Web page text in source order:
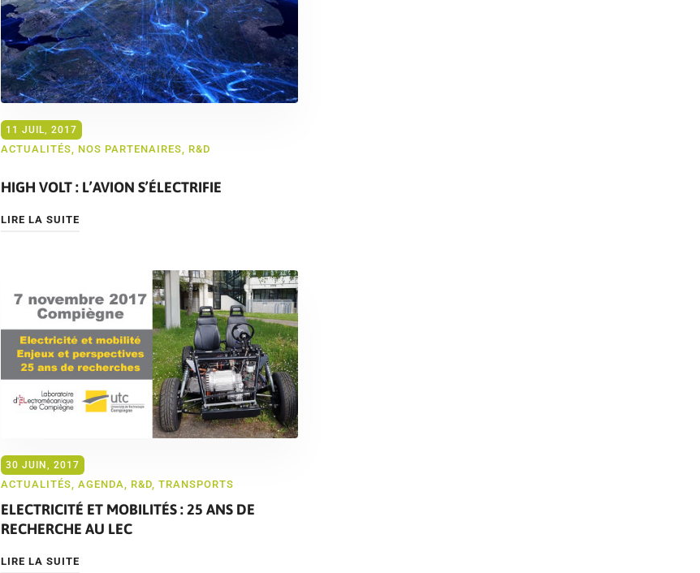
11 JUIL, 2017
ACTUALITÉS, NOS PARTENAIRES, R&D
HIGH VOLT : L’AVION S’ÉLECTRIFIE
LIRE LA SUITE
30 JUIN, 2017
ACTUALITÉS AGENDA R&D TRANSPORTS
ELECTRICITÉ ET MOBILITÉS : 25 ANS DE
RECHERCHE AU LEC
LIRE LA SUITE